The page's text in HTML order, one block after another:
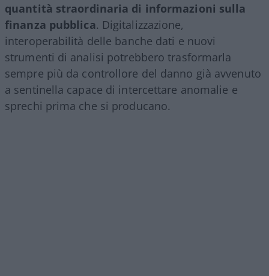
quantità straordinaria di informazioni sulla
finanza pubblica. Digitalizzazione,
interoperabilità delle banche dati e nuovi
strumenti di analisi potrebbero trasformarla
sempre più da controllore del danno già avvenuto
a sentinella capace di intercettare anomalie e
sprechi prima che si producano.